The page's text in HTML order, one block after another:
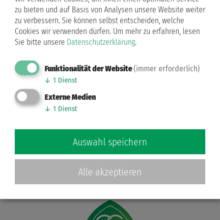
Werner Deichert
Eine besondere, hochverdiente Ehrung für den
scheidenden Schatzmeister Werner Deichert: für 50
(!) Jahre ehrenamtlicher Tätigkeit wurde ihm bei der
Mitgliederversammlung die Silberne Ehrennadel
des DTV verliehen. LTV-Vorsitzender Lars Bankert
übergab Nadel und Urkunde mit einer Laudatio, in
Zurück
zu bieten und auf Basis von Analysen unsere Website weiter
zu verbessern. Sie können selbst entscheiden, welche
Cookies wir verwenden dürfen. Um mehr zu erfahren, lesen
Sie bitte unsere Datenschutzerklärung.
Funktionalität der Website(immer erforderlich)
↓ 1 Dienst
Externe Medien
↓ 1 Dienst
Auswahl speichern
Alle akzeptieren